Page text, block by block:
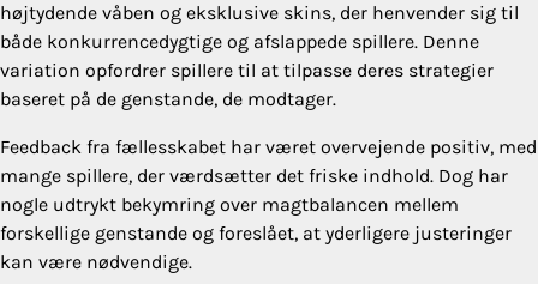
højtydende våben og eksklusive skins, der henvender sig til
både konkurrencedygtige og afslappede spillere. Denne
variation opfordrer spillere til at tilpasse deres strategier
baseret på de genstande, de modtager.
Feedback fra fællesskabet har været overvejende positiv, med
mange spillere, der værdsætter det friske indhold. Dog har
nogle udtrykt bekymring over magtbalancen mellem
forskellige genstande og foreslået, at yderligere justeringer
kan være nødvendige.